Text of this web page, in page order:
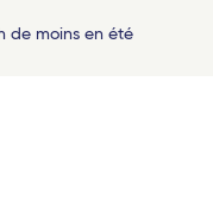
de moins en été